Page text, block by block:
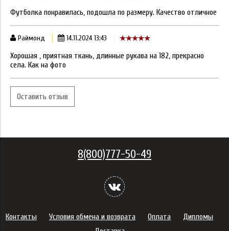
Футболка понравилась, подошла по размеру. Качество отличное
Раймонд 14.11.2024 13:43
Хорошая , приятная ткань, длинные рукава на 182, прекрасно
села. Как на фото
Оставить отзыв
8(800)777-50-49
Контакты Условия обмена и возврата Оплата
Дипломы